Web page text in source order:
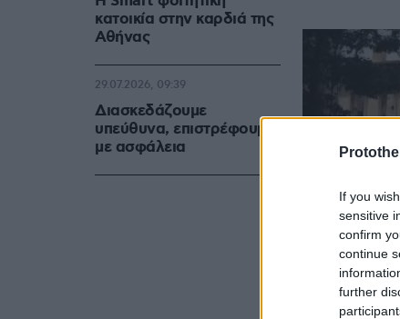
If you
sensitive
confirm
continue
further
κατοικία στην καρδιά της
Αθήνας
Διασκεδάζουμε
υπεύθυνα, επιστρέφουμε
με ασφάλεια
29.07.2026, 09:39